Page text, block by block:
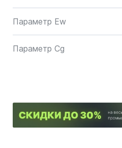
Параметр Ew
Параметр Cg